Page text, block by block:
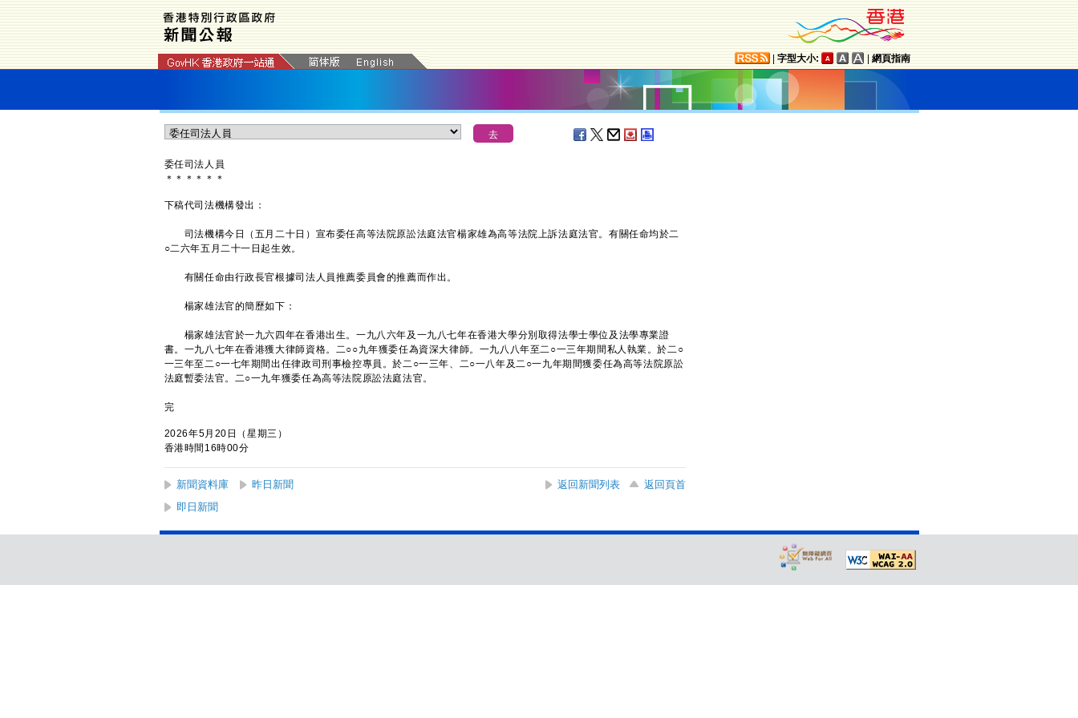
字型大小: 網頁指南
​委任司法人員
＊ ＊ ＊ ＊ ＊ ＊
下稿代司法機構發出：
司法機構今日（五月二十日）宣布委任高等法院原訟法庭法官楊家雄為高等法院上訴法庭法官。有關任命均於二
○二六年五月二十一日起生效。
有關任命由行政長官根據司法人員推薦委員會的推薦而作出。
楊家雄法官的簡歷如下：
楊家雄法官於一九六四年在香港出生。一九八六年及一九八七年在香港大學分別取得法學士學位及法學專業證
書。一九八七年在香港獲大律師資格。二○○九年獲委任為資深大律師。一九八八年至二○一三年期間私人執業。於二○
一三年至二○一七年期間出任律政司刑事檢控專員。於二○一三年、二○一八年及二○一九年期間獲委任為高等法院原訟
法庭暫委法官。二○一九年獲委任為高等法院原訟法庭法官。
完
2026年5月20日（星期三）
香港時間16時00分
新聞資料庫 昨日新聞 返回新聞列表
返回頁首
即日新聞